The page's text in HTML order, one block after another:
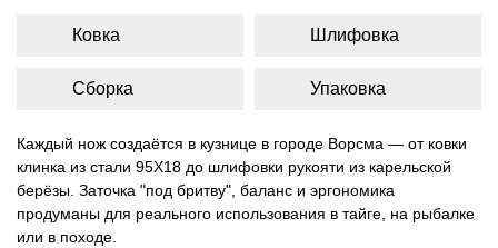
Ковка Шлифовка
Сборка Упаковка
Каждый нож создаётся в кузнице в городе Ворсма — от ковки
клинка из стали 95Х18 до шлифовки рукояти из карельской
берёзы. Заточка "под бритву", баланс и эргономика
продуманы для реального использования в тайге, на рыбалке
или в походе.